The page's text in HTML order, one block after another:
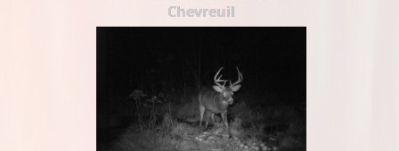
Chevreuil